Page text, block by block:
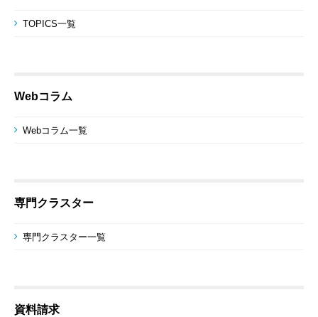
TOPICS一覧
Webコラム
Webコラム一覧
専門クラスター
専門クラスター一覧
資料請求